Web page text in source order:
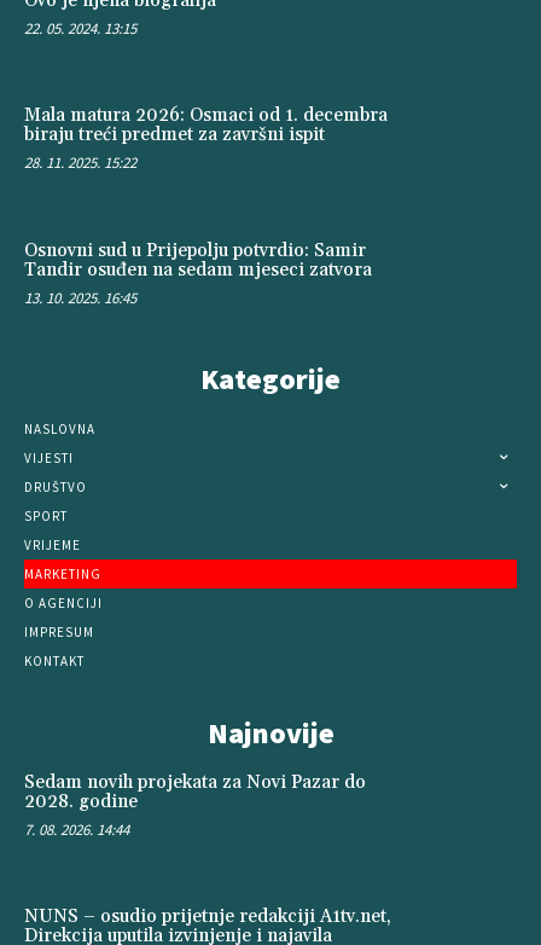
22. 05. 2024. 13:15
Mala matura 2026: Osmaci od 1. decembra
biraju treći predmet za završni ispit
28. 11. 2025. 15:22
Osnovni sud u Prijepolju potvrdio: Samir
Tandir osuđen na sedam mjeseci zatvora
13. 10. 2025. 16:45
Kategorije
NASLOVNA
VIJESTI
DRUŠTVO
SPORT
VRIJEME
MARKETING
O AGENCIJI
IMPRESUM
KONTAKT
Najnovije
Sedam novih projekata za Novi Pazar do
2028. godine
7. 08. 2026. 14:44
NUNS – osudio prijetnje redakciji A1tv.net,
Direkcija uputila izvinjenje i najavila